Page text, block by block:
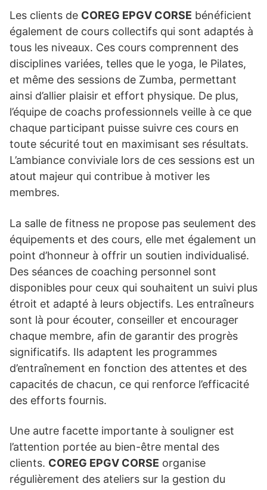
Les clients de COREG EPGV CORSE bénéficient
également de cours collectifs qui sont adaptés à
tous les niveaux. Ces cours comprennent des
disciplines variées, telles que le yoga, le Pilates,
et même des sessions de Zumba, permettant
ainsi d’allier plaisir et effort physique. De plus,
l’équipe de coachs professionnels veille à ce que
chaque participant puisse suivre ces cours en
toute sécurité tout en maximisant ses résultats.
L’ambiance conviviale lors de ces sessions est un
atout majeur qui contribue à motiver les
membres.
La salle de fitness ne propose pas seulement des
équipements et des cours, elle met également un
point d’honneur à offrir un soutien individualisé.
Des séances de coaching personnel sont
disponibles pour ceux qui souhaitent un suivi plus
étroit et adapté à leurs objectifs. Les entraîneurs
sont là pour écouter, conseiller et encourager
chaque membre, afin de garantir des progrès
significatifs. Ils adaptent les programmes
d’entraînement en fonction des attentes et des
capacités de chacun, ce qui renforce l’efficacité
des efforts fournis.
Une autre facette importante à souligner est
l’attention portée au bien-être mental des
clients. COREG EPGV CORSE organise
régulièrement des ateliers sur la gestion du